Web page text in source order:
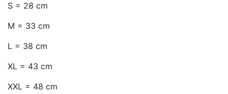
S = 28 cm
M = 33 cm
L = 38 cm
XL = 43 cm
XXL = 48 cm